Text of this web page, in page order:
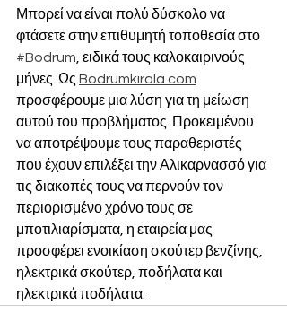
Μπορεί να είναι πολύ δύσκολο να
φτάσετε στην επιθυμητή τοποθεσία στο
#Bodrum , ειδικά τους καλοκαιρινούς
μήνες. Ως Bodrumkirala.com
προσφέρουμε μια λύση για τη μείωση
αυτού του προβλήματος. Προκειμένου
να αποτρέψουμε τους παραθεριστές
που έχουν επιλέξει την Αλικαρνασσό για
τις διακοπές τους να περνούν τον
περιορισμένο χρόνο τους σε
μποτιλιαρίσματα, η εταιρεία μας
προσφέρει ενοικίαση σκούτερ βενζίνης,
ηλεκτρικά σκούτερ, ποδήλατα και
ηλεκτρικά ποδήλατα.